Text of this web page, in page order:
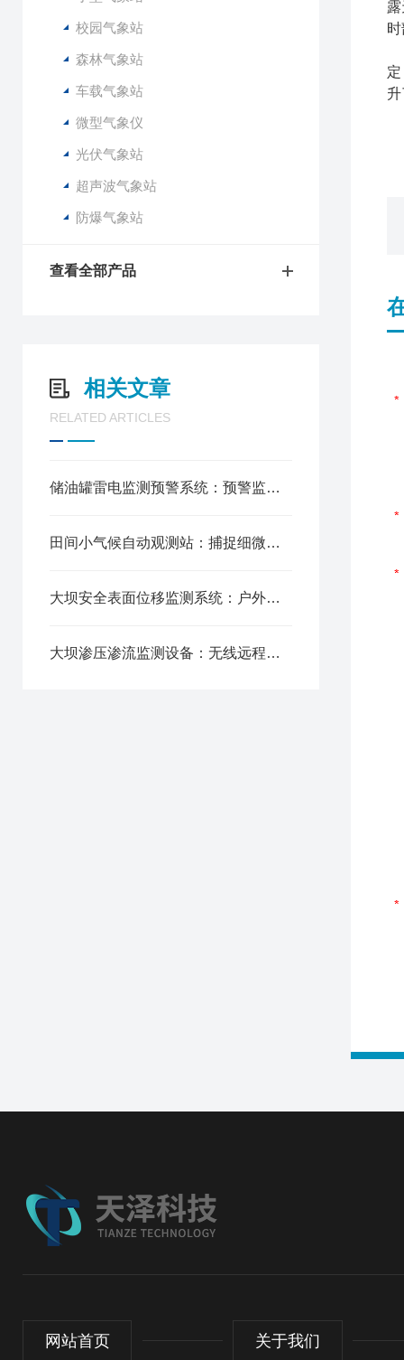
校园气象站
森林气象站
车载气象站
微型气象仪
光伏气象站
超声波气象站
防爆气象站
查看全部产品
相关文章
RELATED ARTICLES
储油罐雷电监测预警系统：预警监测同步运行，信息传递高效及时
田间小气候自动观测站：捕捉细微环境变化，呵护作物生长
大坝安全表面位移监测系统：户外强耐候设计 高低温恶劣环境稳运行
大坝渗压渗流监测设备：无线远程传输，多终端云平台便捷管理
网站首页 关于我们